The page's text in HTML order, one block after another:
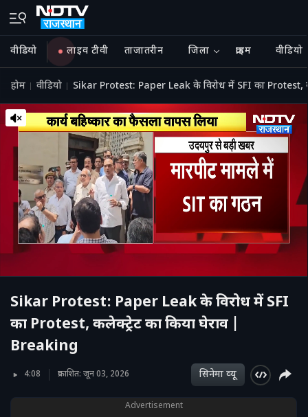
वीडियो लाइव टीवी ताजातरीन जिला क्राइम वीडियो
होम वीडियो Sikar Protest: Paper Leak के विरोध में SFI का Protest,
Sikar Protest: Paper Leak के विरोध में SFI
का Protest, कलेक्ट्रेट का किया घेराव |
Breaking
4:08 प्रकाशित: जून 03, 2026 सिनेमा व्‍यू
Advertisement